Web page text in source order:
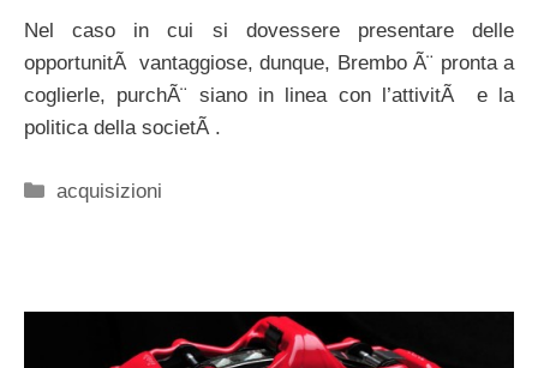
Nel caso in cui si dovessere presentare delle
opportunitÃ vantaggiose, dunque, Brembo Ã¨ pronta a
coglierle, purchÃ¨ siano in linea con l’attivitÃ e la
politica della societÃ .
Categorie
acquisizioni